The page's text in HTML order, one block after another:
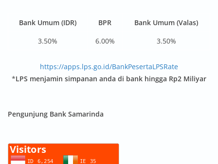
Bank Umum (IDR) BPR
Bank Umum (Valas)
3.50%
6.00% 3.50%
https://apps.lps.go.id/BankPesertaLPSRate
*LPS menjamin simpanan anda di bank hingga Rp2 Miliyar
Pengunjung Bank Samarinda